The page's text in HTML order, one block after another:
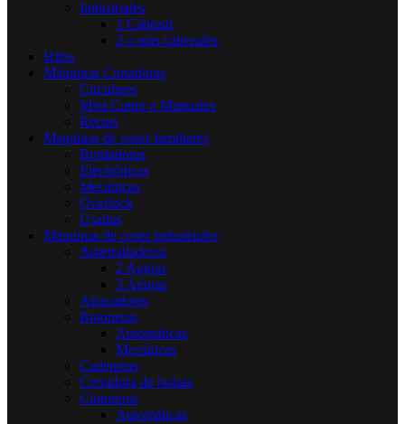
Industriales
1 Cabezal
2 o más cabezales
Hilos
Máquinas Cortadoras
Circulares
Mini Cutter o Manuales
Rectas
Maquinas de coser familiares
Bordadoras
Electrónicas
Mecánicas
Overlock
Usadas
Máquinas de coser industriales
Ametralladoras
2 Agujas
3 Agujas
Atracadoras
Botoneras
Automáticas
Mecánicas
Cadenetas
Cerradora de bolsas
Cintureras
Automáticas